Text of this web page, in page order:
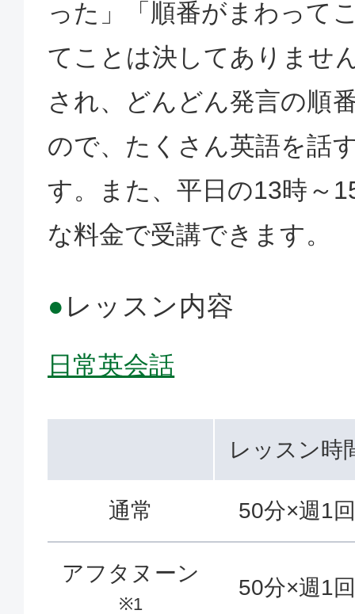
った」「順番がまわって
てことは決してありませ
され、どんどん発言の順
ので、たくさん英語を話
す。また、平日の13時～
な料金で受講できます。
● レッスン内容
日常英会話
レッスン時
通常 50分×週1
アフタヌーン
※1
50分×週1